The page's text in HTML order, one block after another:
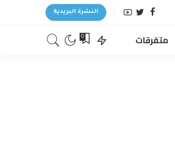
النشرة البريدية
متفرقات 0